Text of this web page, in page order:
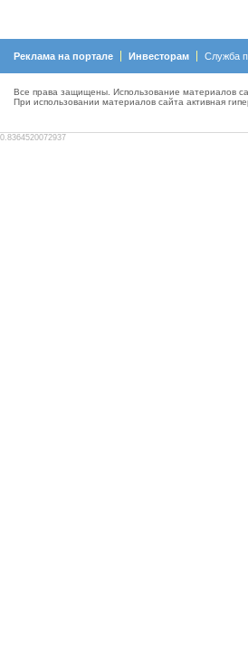
Реклама на портале Инвесторам Служба
Все права защищены. Использование материалов
При использовании материалов сайта активная
0.8364520072937